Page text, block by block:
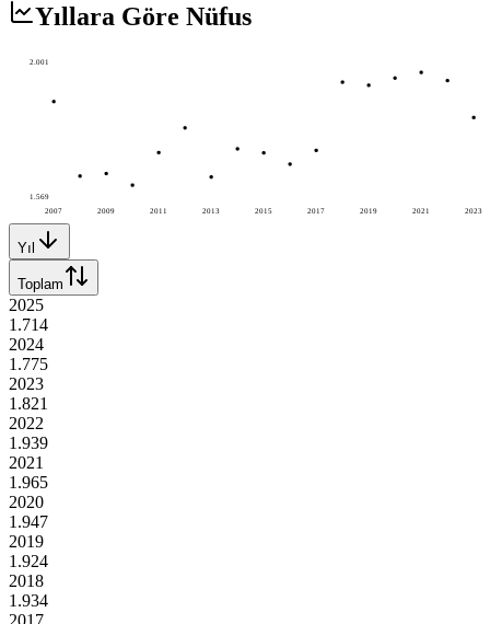
Yıllara Göre Nüfus
2007 2009 2011 2013 2015 2017 2019 2021 2023
2.001
1.569
Yıl
Toplam
2025
1.714
2024
1.775
2023
1.821
2022
1.939
2021
1.965
2020
1.947
2019
1.924
2018
1.934
2017